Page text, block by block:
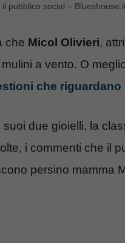
pubblico social –
che Micol Olivieri,
a vento. O
che riguardano
due gioielli, la
i commenti che il
persino mamma